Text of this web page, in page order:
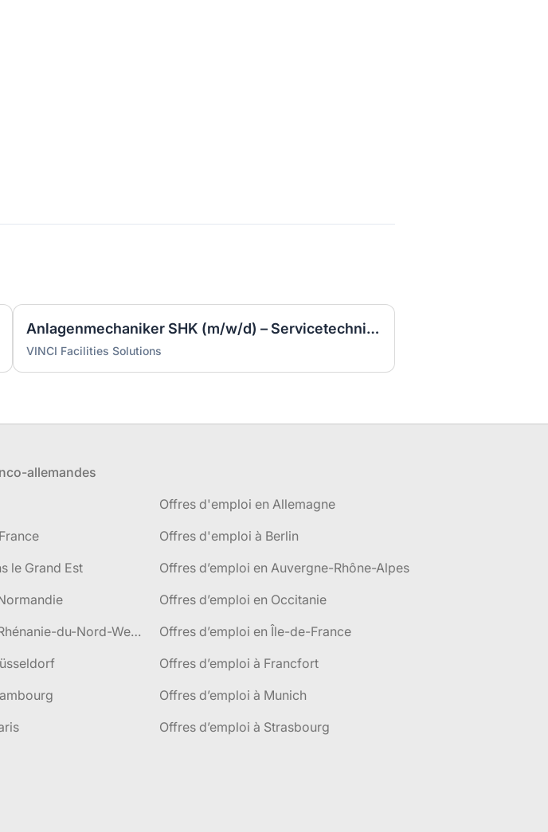
Anlagenmechaniker SHK (m/w/d) – Servicetechniker Heizung | Lüftung | Sanitär
VINCI Facilities Solutions
allemandes
Offres d'emploi en Allemagne
Offres d'emploi à Berlin
le Grand Est
Offres d’emploi en Auvergne-Rhône-Alpes
Offres d’emploi en Occitanie
Offres d’emploi en Rhénanie-du-Nord-Westphalie
Offres d’emploi en Île-de-France
Offres d’emploi à Francfort
Offres d’emploi à Munich
Offres d’emploi à Strasbourg